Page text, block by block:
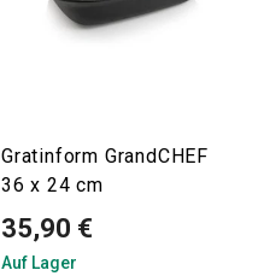
Gratinform GrandCHEF
36 x 24 cm
35,90 €
Auf Lager